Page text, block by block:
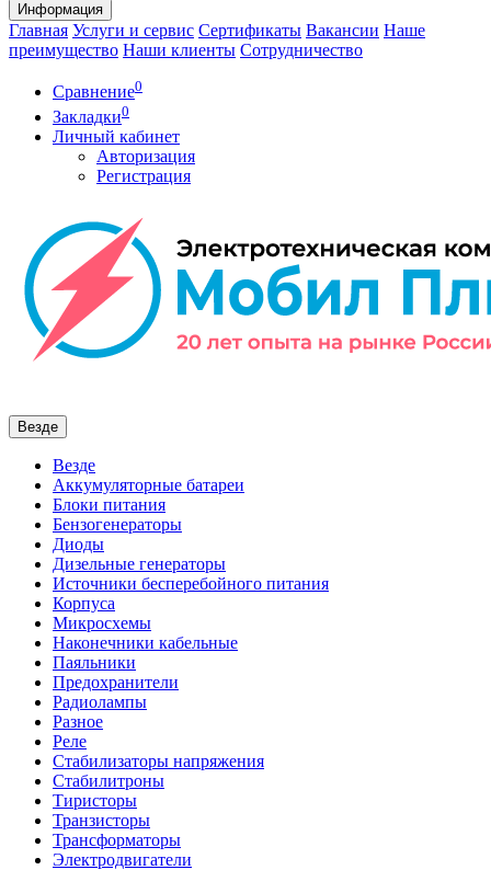
Информация
Главная Услуги и сервис Сертификаты Вакансии Наше
преимущество Наши клиенты Сотрудничество
Сравнение0
Закладки0
Личный кабинет
Авторизация
Регистрация
Везде
Везде
Аккумуляторные батареи
Блоки питания
Бензогенераторы
Диоды
Дизельные генераторы
Источники бесперебойного питания
Корпуса
Микросхемы
Наконечники кабельные
Паяльники
Предохранители
Радиолампы
Разное
Реле
Стабилизаторы напряжения
Стабилитроны
Тиристоры
Транзисторы
Трансформаторы
Электродвигатели